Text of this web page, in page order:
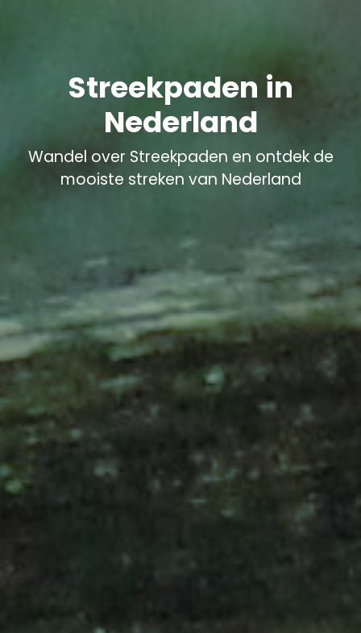
Streekpaden in
Nederland
Wandel over Streekpaden en ontdek de
mooiste streken van Nederland